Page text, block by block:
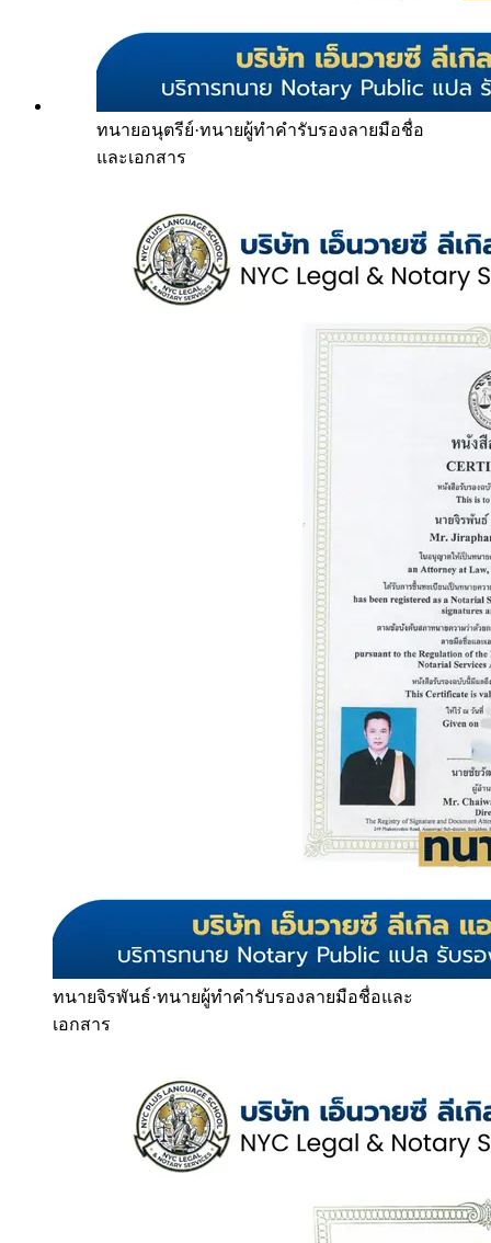
ทนายอนุตรีย์·ทนายผู้ทำคำรับรองลายมือชื่อ
และเอกสาร
ทนายจิรพันธ์·ทนายผู้ทำคำรับรองลายมือชื่อและ
เอกสาร